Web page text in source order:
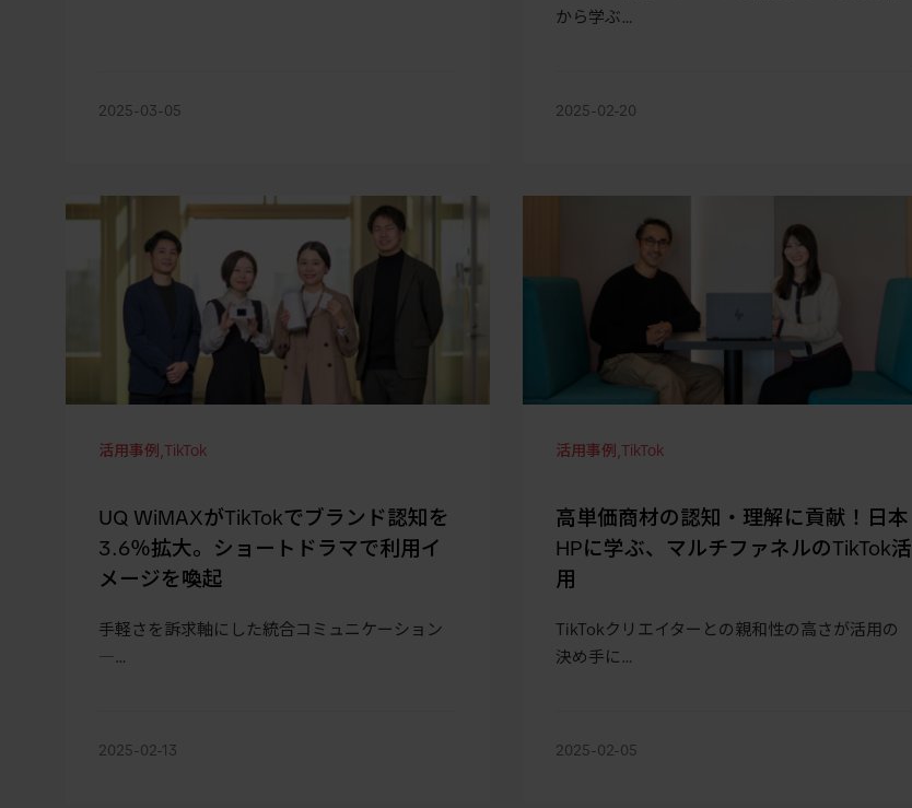
2025-03-05
から学ぶ…
2025-02-20
活用事例 , TikTok
UQ WiMAXがTikTokでブランド認知を
3.6％拡大。ショートドラマで利用イ
メージを喚起
手軽さを訴求軸にした統合コミュニケーション
―…
2025-02-13
活用事例 , TikTok
高単価商材の認知・理解に貢献！日本
HPに学ぶ、マルチファネルのTikTok活
用
TikTokクリエイターとの親和性の高さが活用の
決め手に…
2025-02-05